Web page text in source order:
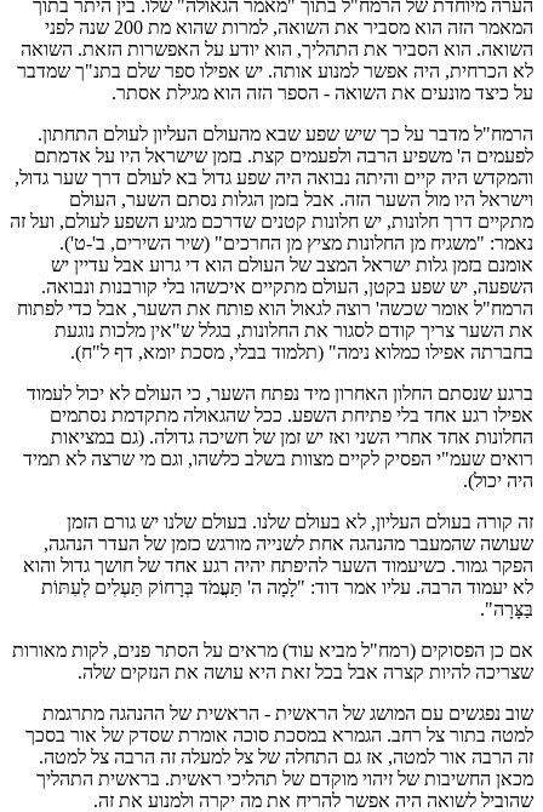
הערה מיוחדת של הרמח"ל בתוך "מאמר הגאולה" שלו. בין היתר בתוך
המאמר הזה הוא מסביר את השואה, למרות שהוא מת 200 שנה לפני
השואה. הוא הסביר את התהליך, הוא יודע על האפשרות הזאת. השואה
לא הכרחית, היה אפשר למנוע אותה. יש אפילו ספר שלם בתנ"ך שמדבר
על כיצד מונעים את השואה - הספר הזה הוא מגילת אסתר.
הרמח"ל מדבר על כך שיש שפע שבא מהעולם העליון לעולם התחתון.
לפעמים ה' משפיע הרבה ולפעמים קצת. בזמן שישראל היו על אדמתם
והמקדש היה קיים והיתה נבואה היה שפע גדול בא לעולם דרך שער גדול,
וישראל היו מול השער הזה. אבל בזמן הגלות נסתם השער, העולם
מתקיים דרך חלונות, יש חלונות קטנים שדרכם מגיע השפע לעולם, ועל זה
נאמר: "משגיח מן החלונות מציץ מן החרכים" (שיר השירים, ב'-ט').
אומנם בזמן גלות ישראל המצב של העולם הוא די גרוע אבל עדיין יש
השפעה, יש שפע בקטן, העולם מתקיים איכשהו בלי קורבנות ונבואה.
הרמח"ל אומר שכשה' רוצה לגאול הוא פותח את השער, אבל כדי לפתוח
את השער צריך קודם לסגור את החלונות, בגלל ש"אין מלכות נוגעת
בחברתה אפילו כמלוא נימה" (תלמוד בבלי, מסכת יומא, דף ל"ח).
ברגע שנסתם החלון האחרון מיד נפתח השער, כי העולם לא יכול לעמוד
אפילו רגע אחד בלי פתיחת השפע. ככל שהגאולה מתקדמת נסתמים
החלונות אחד אחרי השני ואז יש זמן של חשיכה גדולה. (גם במציאות
רואים שעמ"י הפסיק לקיים מצוות בשלב כלשהו, וגם מי שרצה לא תמיד
היה יכול).
זה קורה בעולם העליון, לא בעולם שלנו. בעולם שלנו יש גורם הזמן
שעושה שהמעבר מהנהגה אחת לשנייה מורגש כזמן של העדר הנהגה,
הפקר גמור. כשיעמוד השער להיפתח יהיה רגע אחד של חושך גדול והוא
לא יעמוד הרבה. עליו אמר דוד: "לָמָה ה' תַּעֲמֹד בְּרָחוֹק תַּעְלִים לְעִתּוֹת
בַּצָּרָה".
אם כן הפסוקים (רמח"ל מביא עוד) מראים על הסתר פנים, לקות מאורות
שצריכה להיות קצרה אבל בכל זאת היא עושה את הנזקים שלה.
שוב נפגשים עם המושג של הראשית - הראשית של ההנהגה מתרגמת
למטה בתור צל רחב. הגמרא במסכת סוכה אומרת שסדק של אור בסכך
זה הרבה אור למטה, אז גם התחלה של צל למעלה זה הרבה צל למטה.
מכאן החשיבות של זיהוי מוקדם של תהליכי ראשית. בראשית התהליך
שהוביל לשואה היה אפשר להריח את מה יקרה ולמנוע את זה.